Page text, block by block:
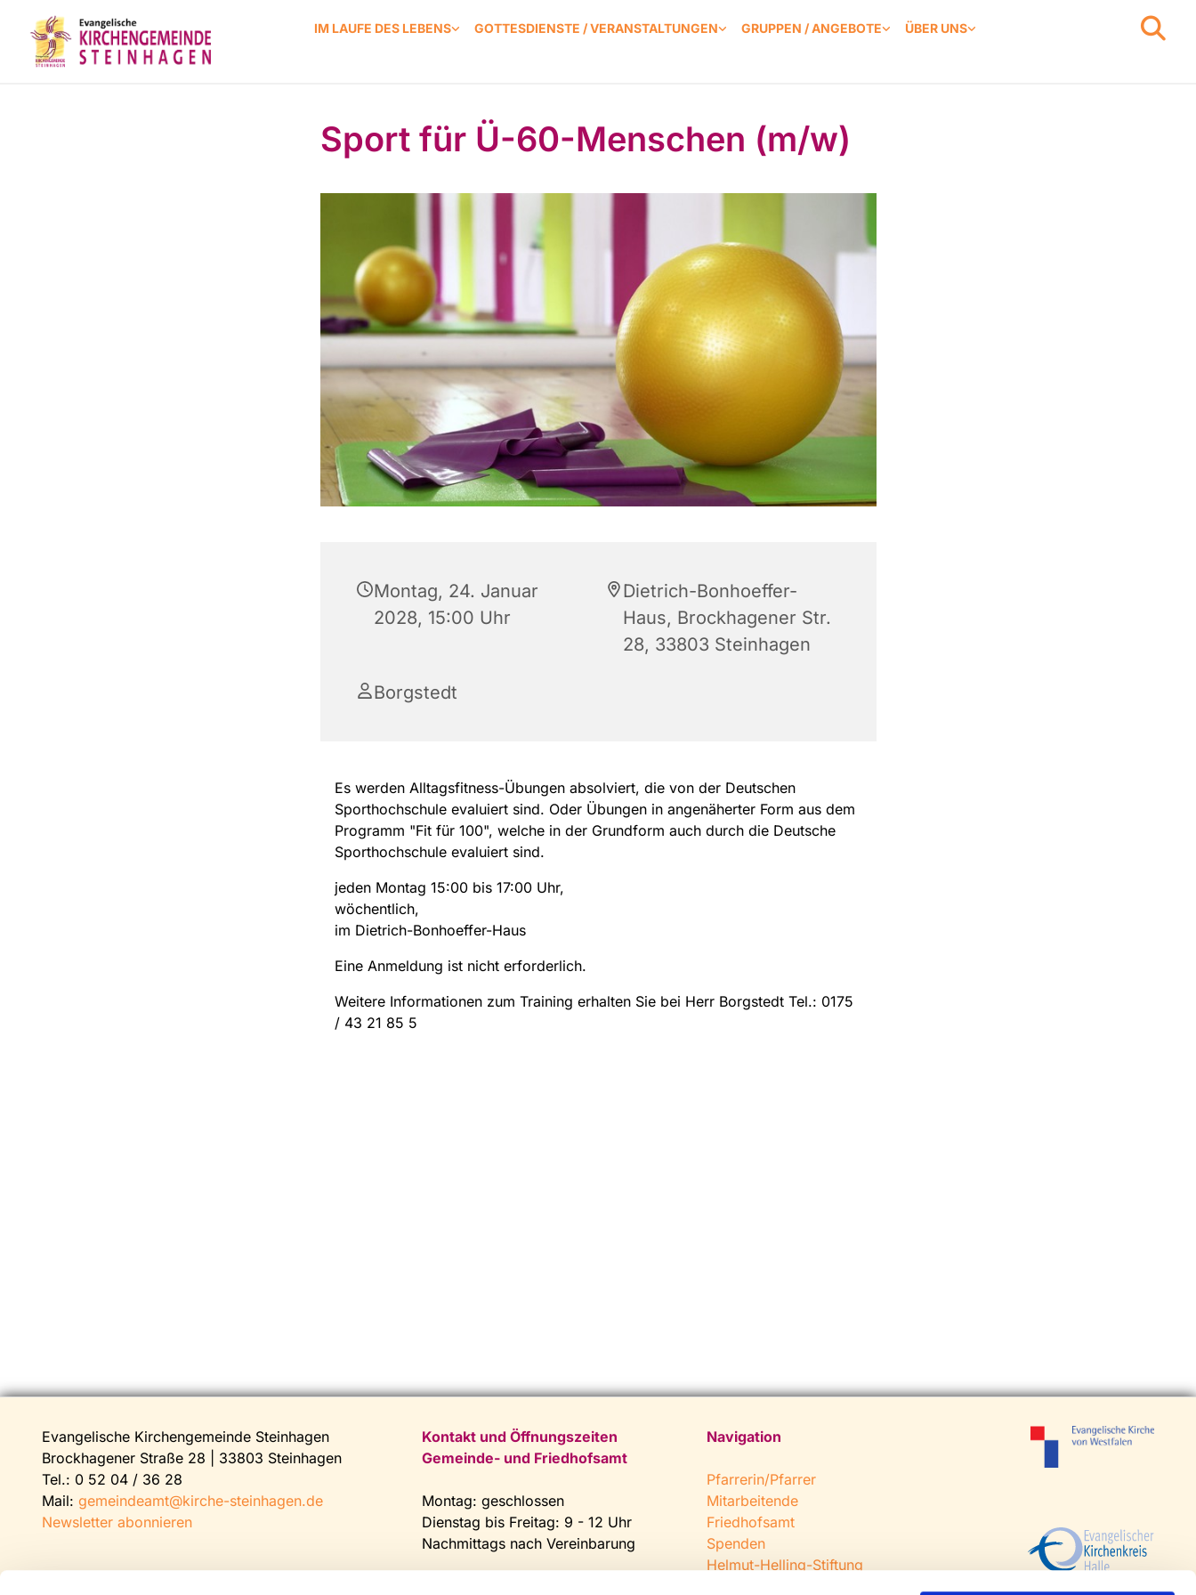
IM LAUFE DES LEBENS GOTTESDIENSTE / VERANSTALTUNGEN GRUPPEN / ANGEBOTE ÜBER UNS
Sport für Ü-60-Menschen (m/w)
Montag, 24. Januar
2028, 15:00 Uhr
Dietrich-Bonhoeffer-
Haus, Brockhagener Str.
28, 33803 Steinhagen
Borgstedt
Es werden Alltagsfitness-Übungen absolviert, die von der Deutschen
Sporthochschule evaluiert sind. Oder Übungen in angenäherter Form aus dem
Programm "Fit für 100", welche in der Grundform auch durch die Deutsche
Sporthochschule evaluiert sind.
jeden Montag 15:00 bis 17:00 Uhr,
wöchentlich,
im Dietrich-Bonhoeffer-Haus
Eine Anmeldung ist nicht erforderlich.
Weitere Informationen zum Training erhalten Sie bei Herr Borgstedt Tel.: 0175
/ 43 21 85 5
Evangelische Kirchengemeinde Steinhagen
Brockhagener Straße 28 | 33803 Steinhagen
Tel.: 0 52 04 / 36 28
Mail: gemeindeamt@kirche-steinhagen.de
Newsletter abonnieren
Kontakt und Öffnungszeiten
Gemeinde- und Friedhofsamt
Montag: geschlossen
Dienstag bis Freitag: 9 - 12 Uhr
Nachmittags nach Vereinbarung
Navigation
Pfarrerin/Pfarrer
Mitarbeitende
Friedhofsamt
Spenden
Helmut-Helling-Stiftung